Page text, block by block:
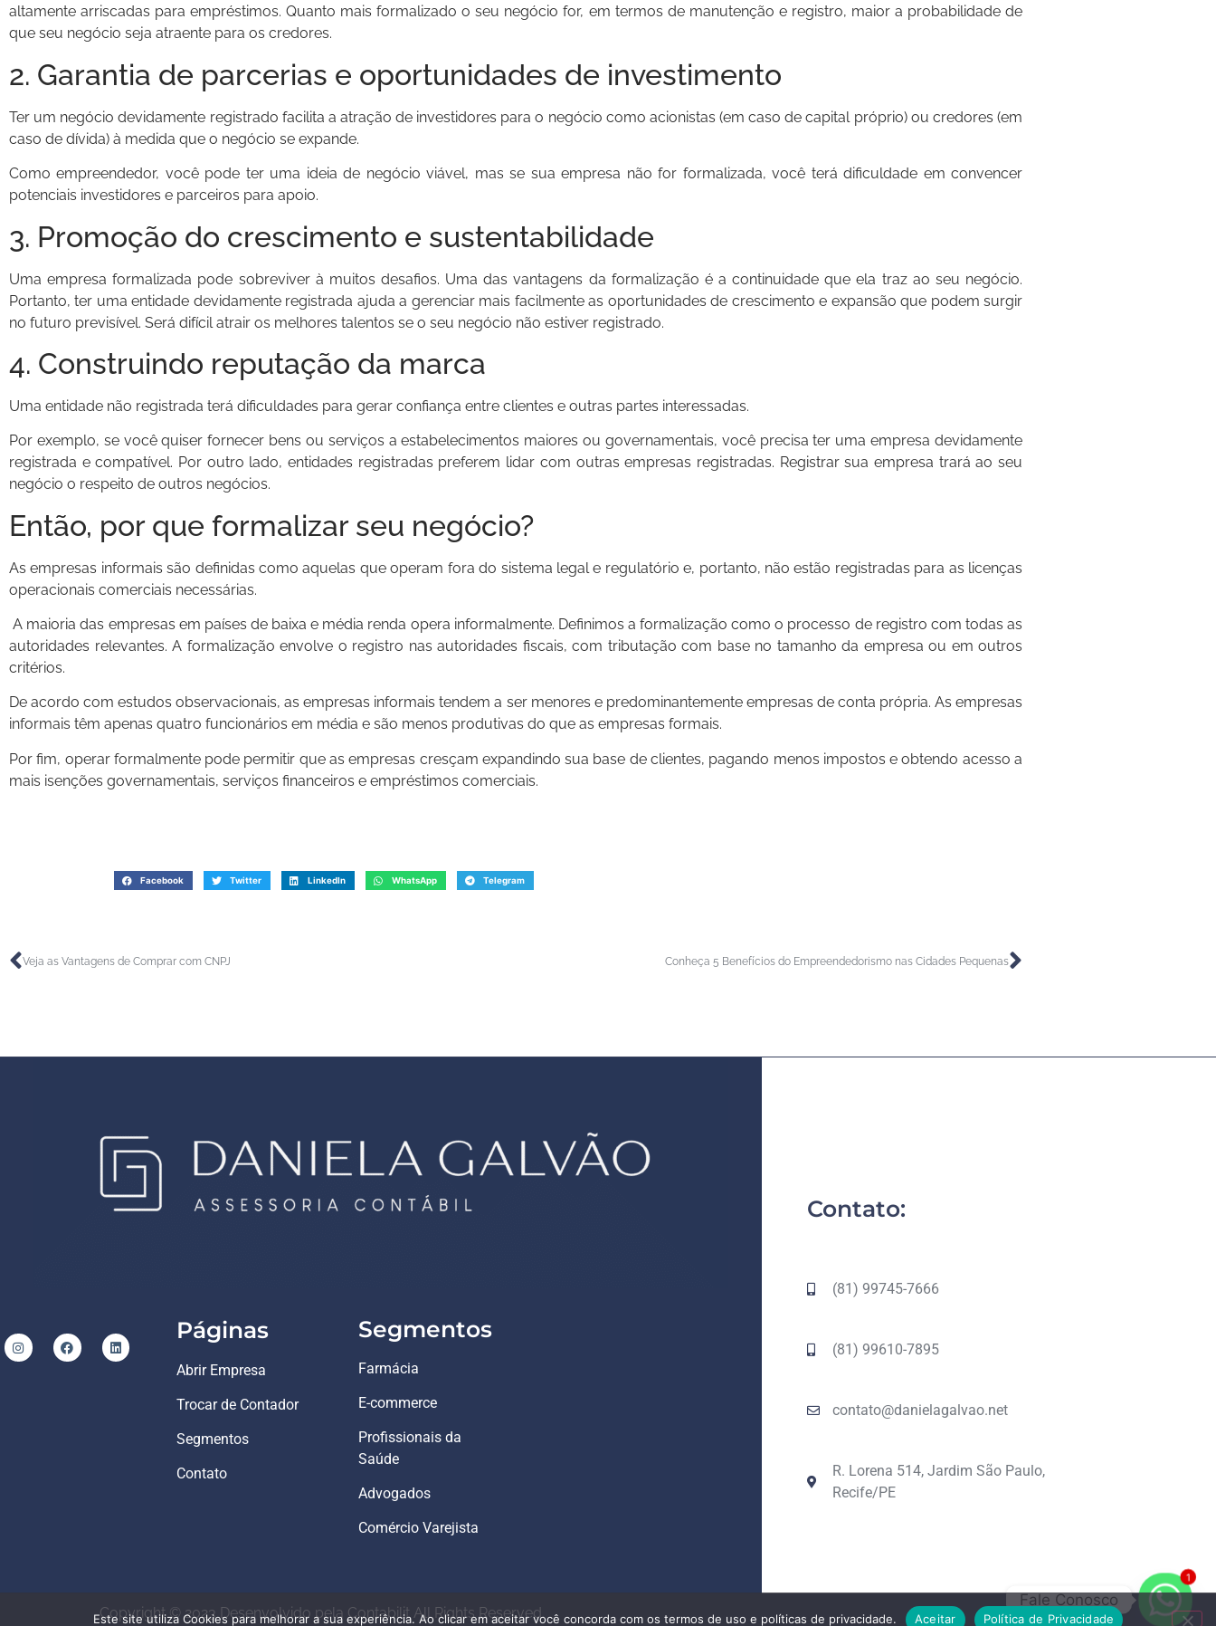
altamente arriscadas para empréstimos. Quanto mais formalizado o seu negócio for, em termos de manutenção e registro, maior a probabilidade de
que seu negócio seja atraente para os credores.
2. Garantia de parcerias e oportunidades de investimento
Ter um negócio devidamente registrado facilita a atração de investidores para o negócio como acionistas (em caso de capital próprio) ou credores (em
caso de dívida) à medida que o negócio se expande.
Como empreendedor, você pode ter uma ideia de negócio viável, mas se sua empresa não for formalizada, você terá dificuldade em convencer
potenciais investidores e parceiros para apoio.
3. Promoção do crescimento e sustentabilidade
Uma empresa formalizada pode sobreviver à muitos desafios. Uma das vantagens da formalização é a continuidade que ela traz ao seu negócio.
Portanto, ter uma entidade devidamente registrada ajuda a gerenciar mais facilmente as oportunidades de crescimento e expansão que podem surgir
no futuro previsível. Será difícil atrair os melhores talentos se o seu negócio não estiver registrado.
4. Construindo reputação da marca
Uma entidade não registrada terá dificuldades para gerar confiança entre clientes e outras partes interessadas.
Por exemplo, se você quiser fornecer bens ou serviços a estabelecimentos maiores ou governamentais, você precisa ter uma empresa devidamente
registrada e compatível. Por outro lado, entidades registradas preferem lidar com outras empresas registradas. Registrar sua empresa trará ao seu
negócio o respeito de outros negócios.
Então, por que formalizar seu negócio?
As empresas informais são definidas como aquelas que operam fora do sistema legal e regulatório e, portanto, não estão registradas para as licenças
operacionais comerciais necessárias.
A maioria das empresas em países de baixa e média renda opera informalmente. Definimos a formalização como o processo de registro com todas as
autoridades relevantes. A formalização envolve o registro nas autoridades fiscais, com tributação com base no tamanho da empresa ou em outros
critérios.
De acordo com estudos observacionais, as empresas informais tendem a ser menores e predominantemente empresas de conta própria. As empresas
informais têm apenas quatro funcionários em média e são menos produtivas do que as empresas formais.
Por fim, operar formalmente pode permitir que as empresas cresçam expandindo sua base de clientes, pagando menos impostos e obtendo acesso a
mais isenções governamentais, serviços financeiros e empréstimos comerciais.
Facebook Twitter LinkedIn WhatsApp Telegram
Veja as Vantagens de Comprar com CNPJ Conheça 5 Benefícios do Empreendedorismo nas Cidades Pequenas
Páginas
Abrir Empresa
Trocar de Contador
Segmentos
Contato
Segmentos
Farmácia
E-commerce
Profissionais da
Saúde
Advogados
Comércio Varejista
Contato:
(81) 99745-7666
(81) 99610-7895
contato@danielagalvao.net
R. Lorena 514, Jardim São Paulo,
Recife/PE
Copyright © 2023 Desenvolvido pela Contabilit All Rights Reserved.
Este site utiliza Cookies para melhorar a sua experiência. Ao clicar em aceitar você concorda com os termos de uso e políticas de privacidade. Aceitar Política de Privacidade
1
Fale Conosco